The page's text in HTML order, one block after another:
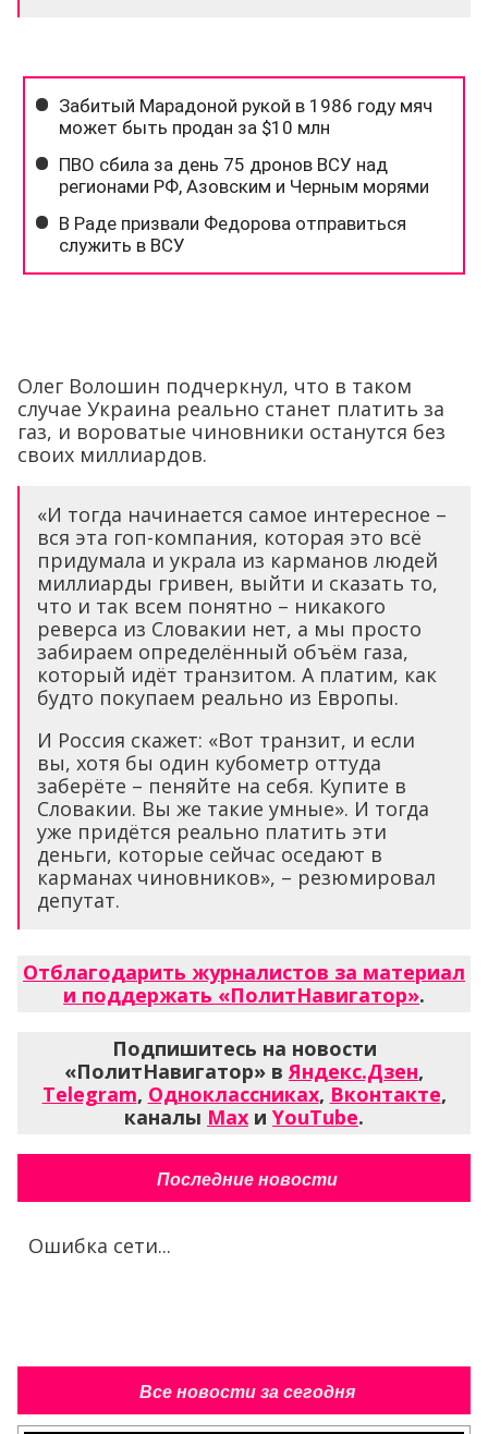
Олег Волошин подчеркнул, что в таком
случае Украина реально станет платить за
газ, и вороватые чиновники останутся без
своих миллиардов.
«И тогда начинается самое интересное –
вся эта гоп-компания, которая это всё
придумала и украла из карманов людей
миллиарды гривен, выйти и сказать то,
что и так всем понятно – никакого
реверса из Словакии нет, а мы просто
забираем определённый объём газа,
который идёт транзитом. А платим, как
будто покупаем реально из Европы.
И Россия скажет: «Вот транзит, и если
вы, хотя бы один кубометр оттуда
заберёте – пеняйте на себя. Купите в
Словакии. Вы же такие умные». И тогда
уже придётся реально платить эти
деньги, которые сейчас оседают в
карманах чиновников», – резюмировал
депутат.
Отблагодарить журналистов за материал
и поддержать «ПолитНавигатор».
Подпишитесь на новости
«ПолитНавигатор» вЯндекс.Дзен,
Telegram, Одноклассниках, Вконтакте,
каналы Max и YouTube.
Последние новости
Ошибка сети...
Все новости за сегодня